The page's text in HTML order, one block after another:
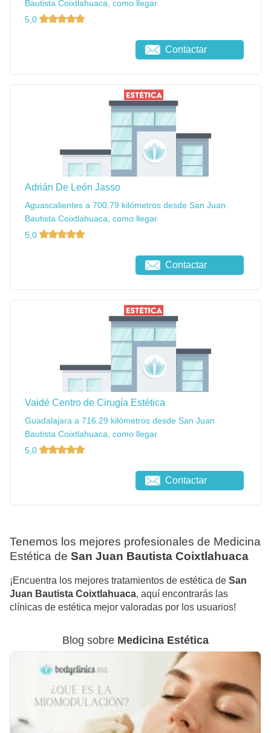
Bautista Coixtlahuaca, como llegar
5,0
Contactar
Adrián De León Jasso
Aguascalientes a 700.79 kilómetros desde San Juan
Bautista Coixtlahuaca, como llegar
5,0
Contactar
Vaidé Centro de Cirugía Estética
Guadalajara a 716.29 kilómetros desde San Juan
Bautista Coixtlahuaca, como llegar
5,0
Contactar
Tenemos los mejores profesionales de Medicina
Estética de San Juan Bautista Coixtlahuaca
¡Encuentra los mejores tratamientos de estética de San
Juan Bautista Coixtlahuaca, aquí encontrarás las
clínicas de estética mejor valoradas por los usuarios!
Blog sobre Medicina Estética